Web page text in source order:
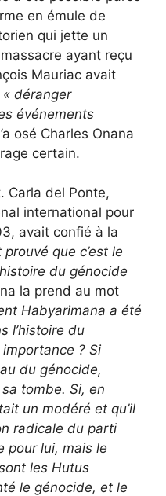
en émule de
qui jette un
ayant reçu
Mauriac avait
« déranger
événements
osé Charles Onana
certain.
Carla del Ponte,
international pour
avait confié à la
prouvé que c’est le
du génocide
la prend au mot
Habyarimana a été
l’histoire du
? Si
du génocide,
tombe. Si, en
un modéré et qu’il
radicale du parti
pour lui, mais le
les Hutus
le génocide, et le